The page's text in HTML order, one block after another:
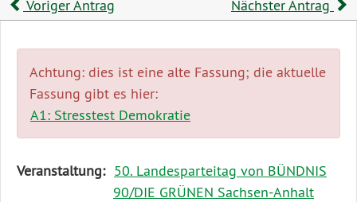
Voriger Antrag
Nächster Antrag
Achtung: dies ist eine alte Fassung; die aktuelle
Fassung gibt es hier:
A1: Stresstest Demokratie
Diese
Veranstaltung: 50. Landesparteitag von BÜNDNIS
90/DIE GRÜNEN Sachsen-Anhalt